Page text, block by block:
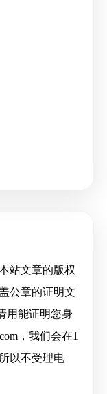
站文章的版权
公章的证明文
用能证明您身
，我们会在1
以不受理电